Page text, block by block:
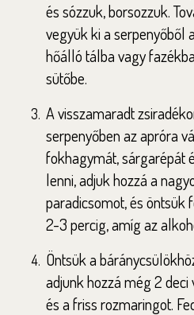
és sózzuk, borsozzuk.
vegyük ki a serpenyőből
hőálló tálba vagy
sütőbe.
A visszamaradt
serpenyőben az apróra
fokhagymát, sárgarépát
lenni, adjuk hozzá a
paradicsomot, és öntsük
2-3 percig, amíg az
Öntsük a
adjunk hozzá még 2
és a friss rozmaringot.